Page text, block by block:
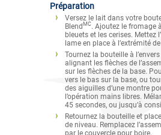
Préparation
Versez le lait dans votre
Blend MC. Ajoutez le fromage
bleuets et les cerises. Mettez
lame en place à l’extrémité
Tournez la bouteille à
alignant les flèches de
sur les flèches de la base.
vers le bas sur la base, ou
des aiguilles d’une montre
l’opération mains libres.
45 secondes, ou jusqu’à
Retournez la bouteille et
de niveau. Remplacez
par le couvercle pour boire.